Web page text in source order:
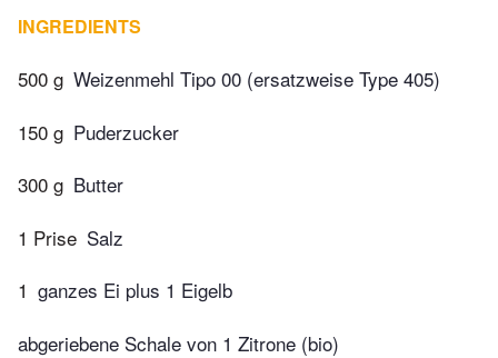
INGREDIENTS
500 g Weizenmehl Tipo 00 (ersatzweise Type 405)
150 g Puderzucker
300 g Butter
1 Prise Salz
1 ganzes Ei plus 1 Eigelb
abgeriebene Schale von 1 Zitrone (bio)